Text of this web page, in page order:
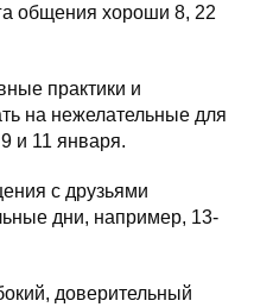
общения хороши 8, 22
практики и
на нежелательные для
и 11 января.
с друзьями
дни, например, 13-
доверительный